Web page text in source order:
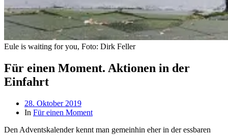
Eule is waiting for you, Foto: Dirk Feller
Für einen Moment. Aktionen in der
Einfahrt
Beitragsdatum
28. Oktober 2019
In Für einen Moment
Den Adventskalender kennt man gemeinhin eher in der essbaren